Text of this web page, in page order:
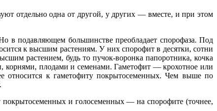
отдельно одна от другой, у других — вместе, и при этом
в подавляющем большинстве преобладает спорофаза. Под
к высшим растениям. У них спорофит в десятки, сотни
растением, будь то пучок-воронка папоротника, кочка
корнями, плодами и семенами. Гаметофит — крохотное или
относится к гаметофиту покрытосеменных. Чем выше по
покрытосеменных и голосеменных — на спорофите (точнее,